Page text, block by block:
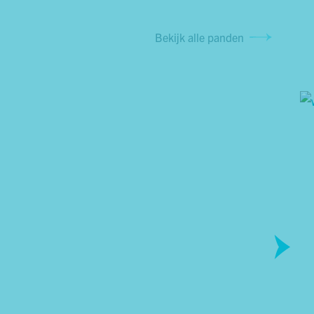
Bekijk alle panden